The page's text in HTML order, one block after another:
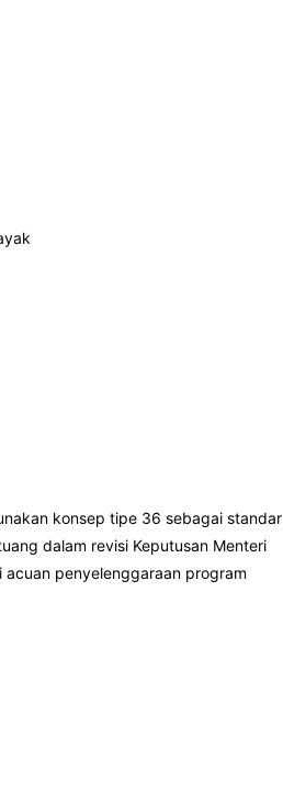
konsep tipe 36 sebagai standar
dalam revisi Keputusan Menteri
acuan penyelenggaraan program